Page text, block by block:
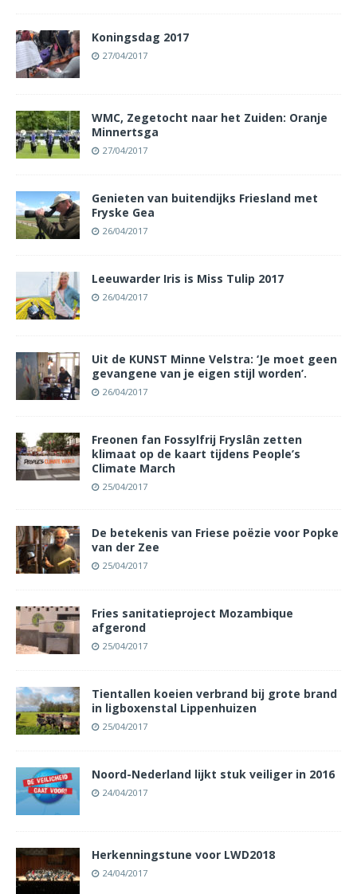
Koningsdag 2017
27/04/2017
WMC, Zegetocht naar het Zuiden: Oranje
Minnertsga
27/04/2017
Genieten van buitendijks Friesland met
Fryske Gea
26/04/2017
Leeuwarder Iris is Miss Tulip 2017
26/04/2017
Uit de KUNST Minne Velstra: ‘Je moet geen
gevangene van je eigen stijl worden’.
26/04/2017
Freonen fan Fossylfrij Fryslân zetten
klimaat op de kaart tijdens People’s
Climate March
25/04/2017
De betekenis van Friese poëzie voor Popke
van der Zee
25/04/2017
Fries sanitatieproject Mozambique
afgerond
25/04/2017
Tientallen koeien verbrand bij grote brand
in ligboxenstal Lippenhuizen
25/04/2017
Noord-Nederland lijkt stuk veiliger in 2016
24/04/2017
Herkenningstune voor LWD2018
24/04/2017